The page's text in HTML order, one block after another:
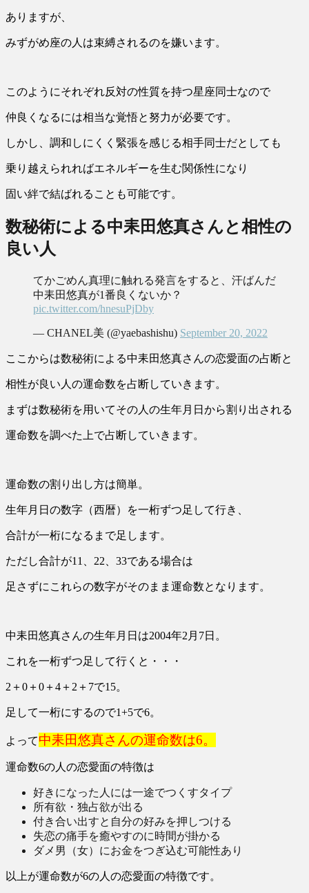
ありますが、
みずがめ座の人は束縛されるのを嫌います。
このようにそれぞれ反対の性質を持つ星座同士なので
仲良くなるには相当な覚悟と努力が必要です。
しかし、調和しにくく緊張を感じる相手同士だとしても
乗り越えられればエネルギーを生む関係性になり
固い絆で結ばれることも可能です。
数秘術による中耒田悠真さんと相性の
良い人
てかごめん真理に触れる発言をすると、汗ばんだ
中耒田悠真が1番良くないか？
pic.twitter.com/hnesuPjDby
— CHANEL美 (@yaebashishu) September 20, 2022
ここからは数秘術による中耒田悠真さんの恋愛面の占断と
相性が良い人の運命数を占断していきます。
まずは数秘術を用いてその人の生年月日から割り出される
運命数を調べた上で占断していきます。
運命数の割り出し方は簡単。
生年月日の数字（西暦）を一桁ずつ足して行き、
合計が一桁になるまで足します。
ただし合計が11、22、33である場合は
足さずにこれらの数字がそのまま運命数となります。
中耒田悠真さんの生年月日は2004年2月7日。
これを一桁ずつ足して行くと・・・
2＋0＋0＋4＋2＋7で15。
足して一桁にするので1+5で6。
よって中耒田悠真さんの運命数は6。
運命数6の人の恋愛面の特徴は
好きになった人には一途でつくすタイプ
所有欲・独占欲が出る
付き合い出すと自分の好みを押しつける
失恋の痛手を癒やすのに時間が掛かる
ダメ男（女）にお金をつぎ込む可能性あり
以上が運命数が6の人の恋愛面の特徴です。